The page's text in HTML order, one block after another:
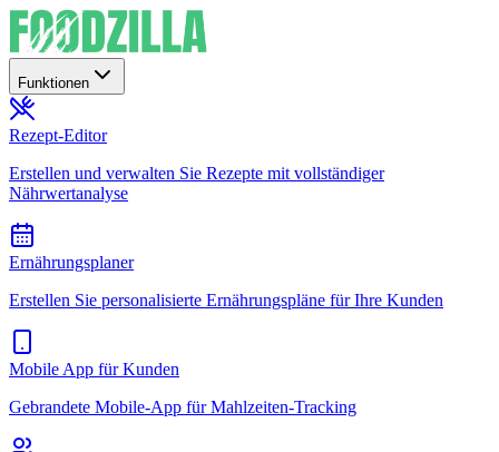
Funktionen
Rezept-Editor
Erstellen und verwalten Sie Rezepte mit vollständiger
Nährwertanalyse
Ernährungsplaner
Erstellen Sie personalisierte Ernährungspläne für Ihre Kunden
Mobile App für Kunden
Gebrandete Mobile-App für Mahlzeiten-Tracking